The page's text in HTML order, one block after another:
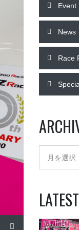
Event
News
Race
月を選択